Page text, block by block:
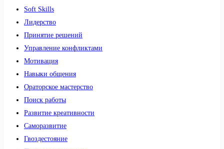
Soft Skills
Лидерство
Принятие решений
Управление конфликтами
Мотивация
Навыки общения
Ораторское мастерство
Поиск работы
Развитие креативности
Саморазвитие
Гвоздестояние